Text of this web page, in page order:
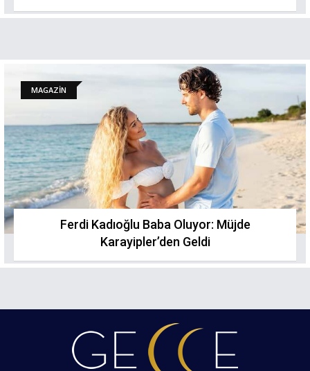
MAGAZİN
Ferdi Kadıoğlu Baba Oluyor: Müjde
Karayipler’den Geldi